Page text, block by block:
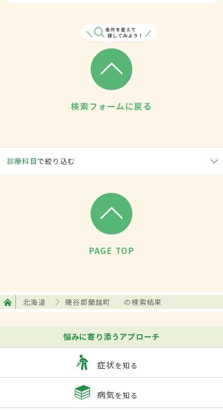
検索フォームに戻る
診療科目で絞り込む
PAGE TOP
北海道 磯谷郡蘭越町 の検索結果
悩みに寄り添うアプローチ
症状を知る
病気を知る